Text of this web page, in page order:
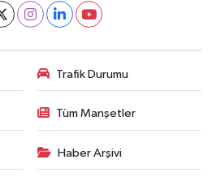
Trafik Durumu
Tüm Manşetler
Haber Arşivi